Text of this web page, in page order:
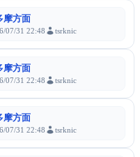
摩方面
07/31 22:48 tsrknic
摩方面
07/31 22:48 tsrknic
摩方面
07/31 22:48 tsrknic